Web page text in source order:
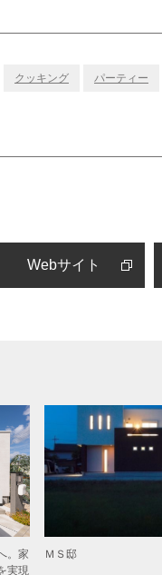
クッキング パーティー
Webサイト
。家
実現
ＭＳ邸